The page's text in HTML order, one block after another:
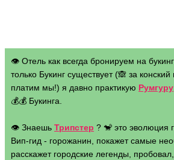
👁 Отель как всегда бронируем на
только Букинг существует (🙈 за
платим мы!) я давно практикую Румгуру
💰💰 Букинга.
👁 Знаешь Трипстер ? 🐒 это эволюция
Вип-гид - горожанин, покажет самые
расскажет городские легенды,